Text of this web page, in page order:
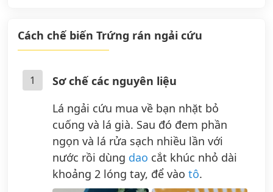
Cách chế biến Trứng rán ngải cứu
1
Sơ chế các nguyên liệu
Lá ngải cứu mua về bạn nhặt bỏ
cuống và lá già. Sau đó đem phần
ngọn và lá rửa sạch nhiều lần với
nước rồi dùng dao cắt khúc nhỏ dài
khoảng 2 lóng tay, để vào tô.